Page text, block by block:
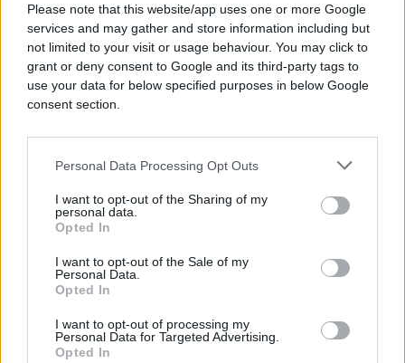
Please note that this website/app uses one or more Google
services and may gather and store information including but
not limited to your visit or usage behaviour. You may click to
grant or deny consent to Google and its third-party tags to
use your data for below specified purposes in below Google
consent section.
Personal Data Processing Opt Outs
I want to opt-out of the Sharing of my
personal data.
Opted In
I want to opt-out of the Sale of my
Personal Data.
Opted In
I want to opt-out of processing my
Personal Data for Targeted Advertising.
Opted In
perspektiva pristupanja EU. Neizvjesnost i
promjenjive poruke stvaraju prostor za vanjski
utjecaj i usporavaju reforme. Istovremeno,
Evropa mora djelovati ujedinjenije i više
strateški, čvršće povezujući proširenje,
ističe Beyer.
političar vidi kao jedan od najvažnijih alata.
mladih nisu sekundarni alati, već su ključni za
dugoročnu stabilnost i evropski utjecaj u regiji.
integraciji Zapadnog Balkana u EU i osigurati da
evropsko obećanje ostane stvarno i ostvarivo"